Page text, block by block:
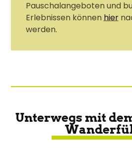
Pauschalangeboten und
Erlebnissen könnenhier
werden.
Unterwegs mit